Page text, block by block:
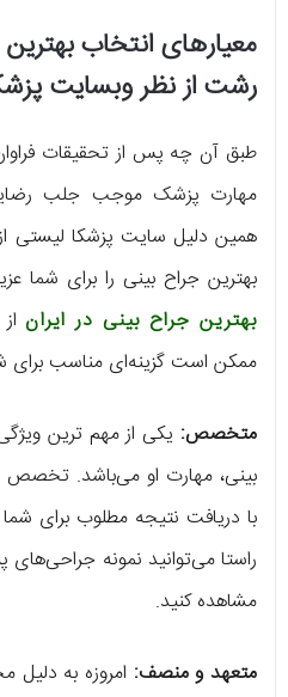
معیارهای انتخاب
رشت از نظر وبسایت
طبق آن چه پس از تحقیقات
مهارت پزشک موجب جلب
همین دلیل سایت پزشکا لیستی
بهترین جراح بینی را برای شما
بهترین جراح بینی در ایران
ممکن است گزینه‌ای مناسب برای
متخصص: یکی از مهم ترین
بینی، مهارت او می‌باشد. تخصص
با دریافت نتیجه مطلوب برای
راستا می‌توانید نمونه
مشاهده کنید.
متعهد و منصف: امروزه به دلیل